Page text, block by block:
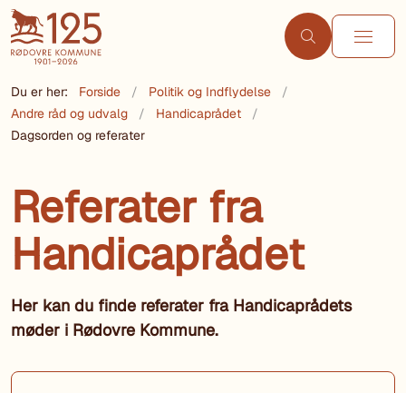
Du er her: Forside
Politik og Indflydelse
Andre råd og udvalg
Handicaprådet
Dagsorden og referater
Referater fra
Handicaprådet
Her kan du finde referater fra Handicaprådets
møder i Rødovre Kommune.